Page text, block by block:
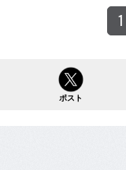
1
ポスト